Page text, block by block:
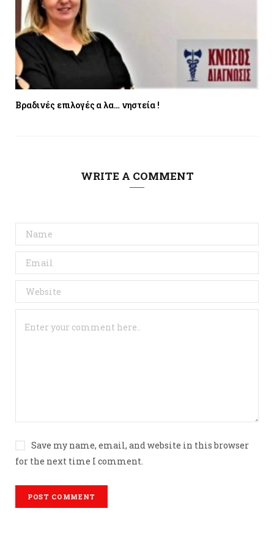
Βραδινές επιλογές α λα… νηστεία !
WRITE A COMMENT
Save my name, email, and website in this browser
for the next time I comment.